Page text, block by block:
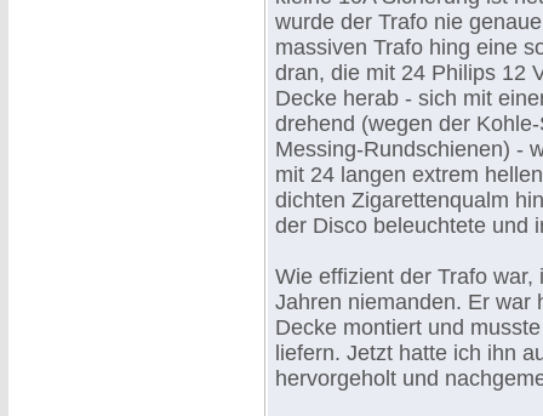
wurde der Trafo nie
massiven Trafo hing eine
dran, die mit 24 Philips 12
Decke herab - sich mit
drehend (wegen der
Messing-Rundschienen) -
mit 24 langen extrem
dichten Zigarettenqualm
der Disco beleuchtete und
Wie effizient der Trafo war,
Jahren niemanden. Er war
Decke montiert und
liefern. Jetzt hatte ich ihn
hervorgeholt und